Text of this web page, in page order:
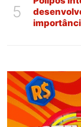
5